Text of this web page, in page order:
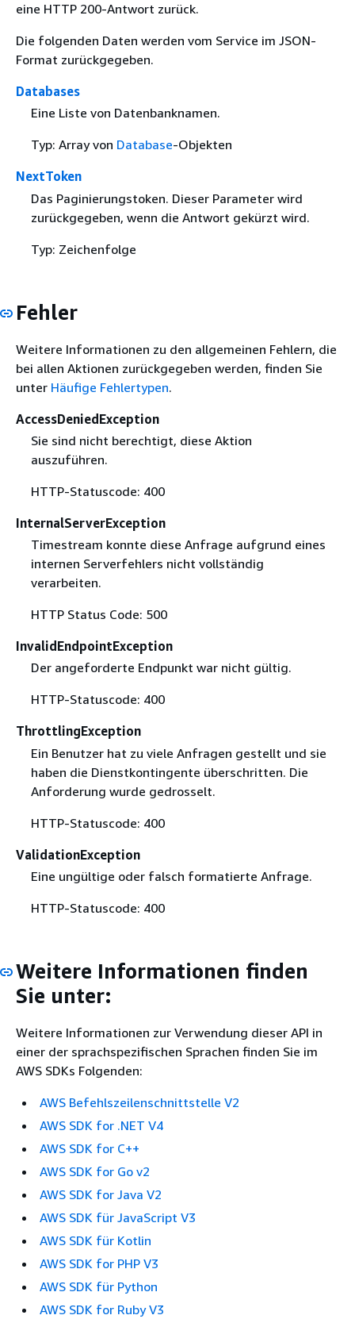
eine HTTP 200-Antwort zurück.
Die folgenden Daten werden vom Service im JSON-
Format zurückgegeben.
Databases
Eine Liste von Datenbanknamen.
Typ: Array von Database-Objekten
NextToken
Das Paginierungstoken. Dieser Parameter wird
zurückgegeben, wenn die Antwort gekürzt wird.
Typ: Zeichenfolge
Fehler
Weitere Informationen zu den allgemeinen Fehlern, die
bei allen Aktionen zurückgegeben werden, finden Sie
unter Häufige Fehlertypen.
AccessDeniedException
Sie sind nicht berechtigt, diese Aktion
auszuführen.
HTTP-Statuscode: 400
InternalServerException
Timestream konnte diese Anfrage aufgrund eines
internen Serverfehlers nicht vollständig
verarbeiten.
HTTP Status Code: 500
InvalidEndpointException
Der angeforderte Endpunkt war nicht gültig.
HTTP-Statuscode: 400
ThrottlingException
Ein Benutzer hat zu viele Anfragen gestellt und sie
haben die Dienstkontingente überschritten. Die
Anforderung wurde gedrosselt.
HTTP-Statuscode: 400
ValidationException
Eine ungültige oder falsch formatierte Anfrage.
HTTP-Statuscode: 400
Weitere Informationen finden
Sie unter:
Weitere Informationen zur Verwendung dieser API in
einer der sprachspezifischen Sprachen finden Sie im
AWS SDKs Folgenden:
AWS Befehlszeilenschnittstelle V2
AWS SDK for .NET V4
AWS SDK for C++
AWS SDK for Go v2
AWS SDK for Java V2
AWS SDK für JavaScript V3
AWS SDK für Kotlin
AWS SDK for PHP V3
AWS SDK für Python
AWS SDK for Ruby V3